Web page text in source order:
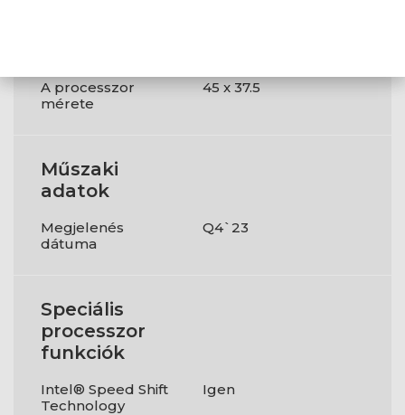
A processzor
mérete
45 x 37.5
Műszaki
adatok
Megjelenés
dátuma
Q4`23
Speciális
processzor
funkciók
Intel® Speed Shift
Technology
Igen